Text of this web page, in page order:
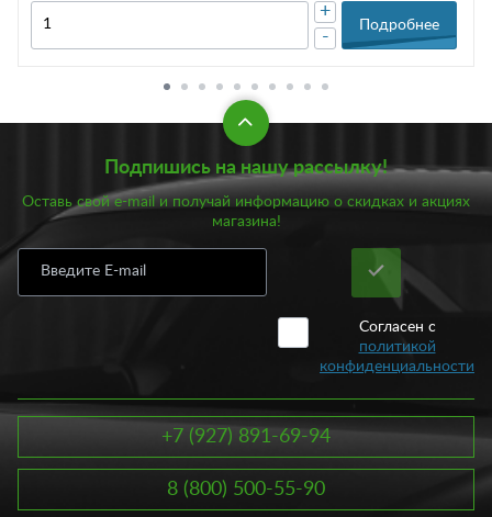
-
+
Подробнее
Подпишись на нашу рассылку!
Оставь свой e-mail и получай информацию о скидках и акциях
магазина!
Согласен с
политикой
конфиденциальности
+7 (927) 891-69-94
8 (800) 500-55-90